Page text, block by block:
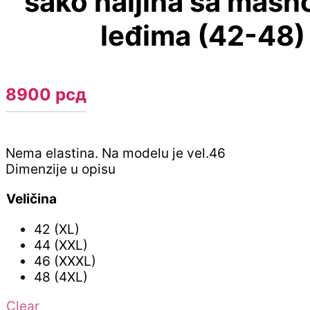
leđima (42-48)
8900 рсд
Nema elastina. Na modelu je vel.46
Dimenzije u opisu
Veličina
42 (XL)
44 (XXL)
46 (XXXL)
48 (4XL)
Clear